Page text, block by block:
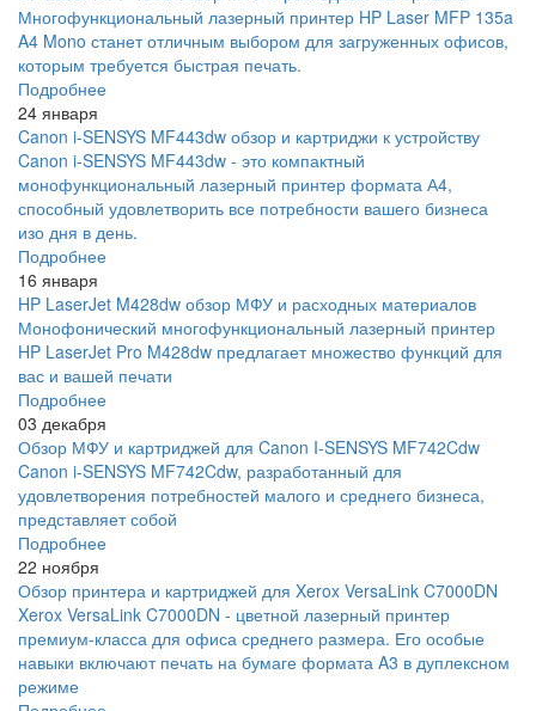
Многофункциональный лазерный принтер HP Laser MFP 135a
A4 Mono станет отличным выбором для загруженных офисов,
которым требуется быстрая печать.
Подробнее
24 января
Canon i-SENSYS MF443dw обзор и картриджи к устройству
Canon i-SENSYS MF443dw - это компактный
монофункциональный лазерный принтер формата А4,
способный удовлетворить все потребности вашего бизнеса
изо дня в день.
Подробнее
16 января
HP LaserJet M428dw обзор МФУ и расходных материалов
Монофонический многофункциональный лазерный принтер
HP LaserJet Pro M428dw предлагает множество функций для
вас и вашей печати
Подробнее
03 декабря
Обзор МФУ и картриджей для Canon I-SENSYS MF742Cdw
Canon i-SENSYS MF742Cdw, разработанный для
удовлетворения потребностей малого и среднего бизнеса,
представляет собой
Подробнее
22 ноября
Обзор принтера и картриджей для Xerox VersaLink C7000DN
Xerox VersaLink C7000DN - цветной лазерный принтер
премиум-класса для офиса среднего размера. Его особые
навыки включают печать на бумаге формата A3 в дуплексном
режиме